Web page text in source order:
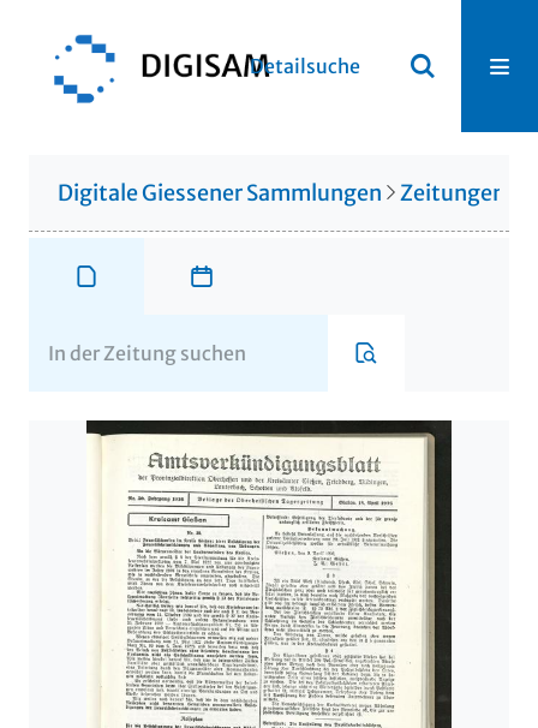
Detailsuche
Digitale Giessener Sammlungen Zeitungen